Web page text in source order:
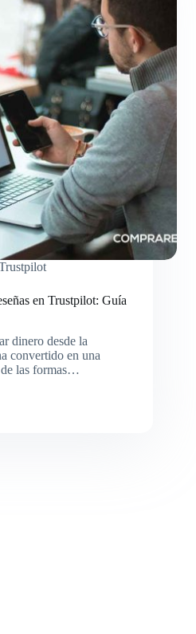
en Trustpilot: Guía
dinero desde la
convertido en una
las formas…